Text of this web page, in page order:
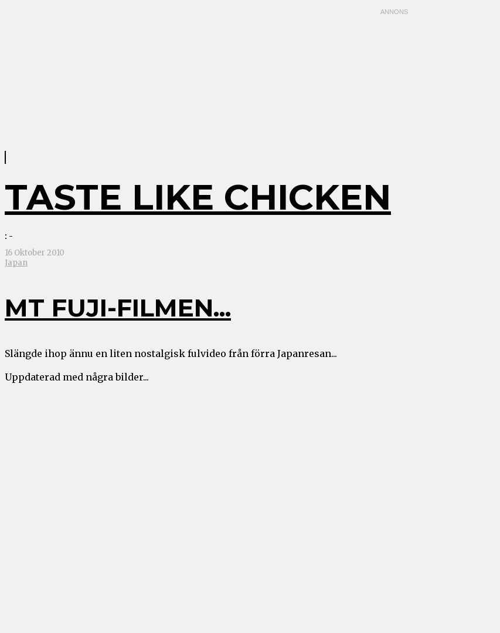
TASTE LIKE CHICKEN
: -
16 Oktober 2010
Japan
MT FUJI-FILMEN...
Slängde ihop ännu en liten nostalgisk fulvideo från förra Japanresan...
Uppdaterad med några bilder...